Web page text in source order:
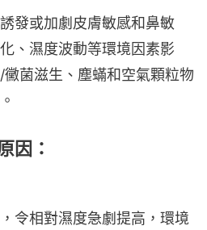
發或加劇皮膚敏感和鼻敏
、濕度波動等環境因素影
菌滋生、塵蟎和空氣顆粒物
因：
令相對濕度急劇提高，環境